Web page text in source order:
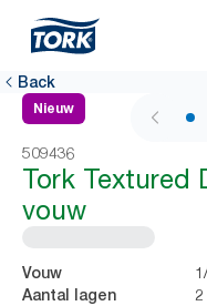
Back
Nieuw
509436
Tork Textured
vouw
Vouw
Aantal lagen 2